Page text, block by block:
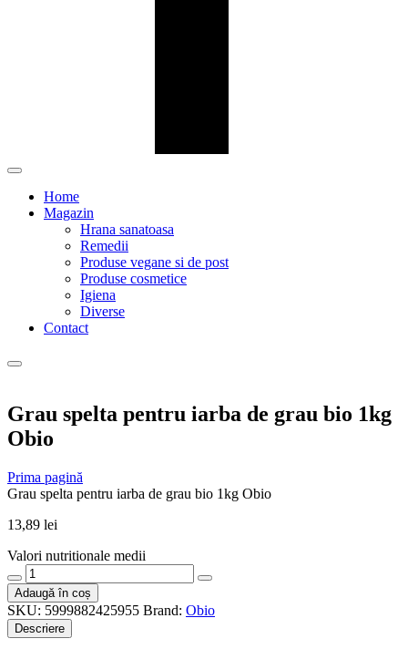
Home
Magazin
Hrana sanatoasa
Remedii
Produse vegane si de post
Produse cosmetice
Igiena
Diverse
Contact
Grau spelta pentru iarba de grau bio 1kg
Obio
Prima pagină
Grau spelta pentru iarba de grau bio 1kg Obio
13,89 lei
Valori nutritionale medii
Cantitate
Grau
spelta
pentru
iarba
Adaugă în coș
SKU: 5999882425955 Brand: Obio
Descriere